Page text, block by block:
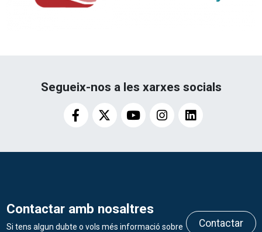
Segueix-nos a les xarxes socials
Contactar amb nosaltres
Si tens algun dubte o vols més informació sobre
Contactar